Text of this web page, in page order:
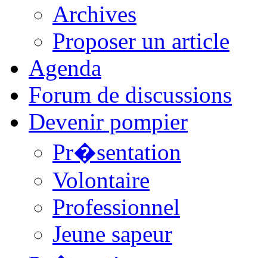
Archives
Proposer un article
Agenda
Forum de discussions
Devenir pompier
Pr�sentation
Volontaire
Professionnel
Jeune sapeur